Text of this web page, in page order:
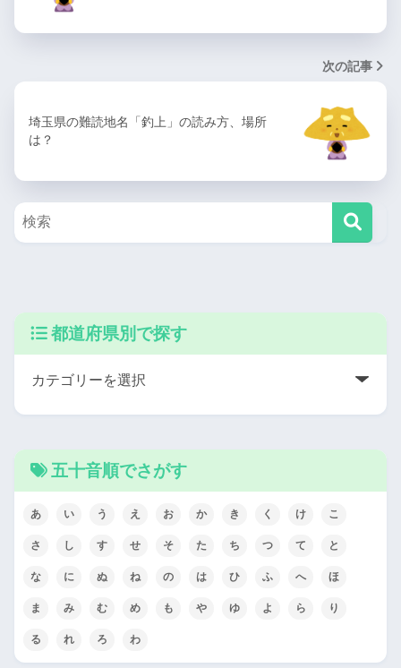
次の記事
埼玉県の難読地名「釣上」の読み方、場所
は？
都道府県別で探す
五十音順でさがす
あ い う え お か き く け こ
さ し す せ そ た ち つ て と
な に ぬ ね の は ひ ふ へ ほ
ま み む め も や ゆ よ ら り
る れ ろ わ